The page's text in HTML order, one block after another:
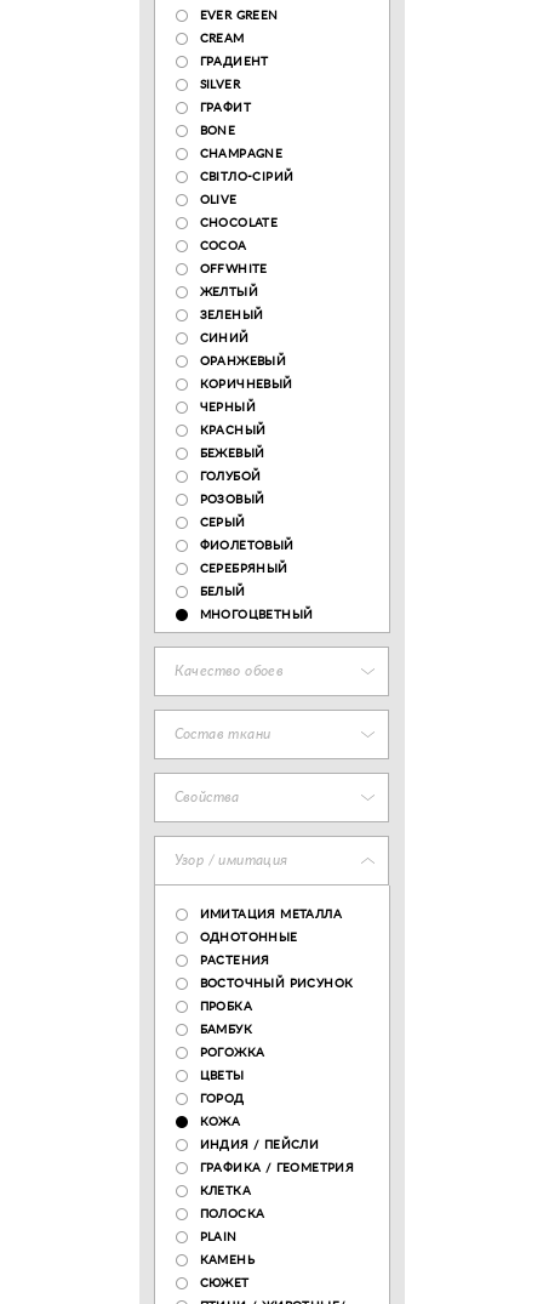
EVER GREEN
CREAM
ГРАДИЕНТ
SILVER
ГРАФИТ
BONE
CHAMPAGNE
СВІТЛО-СІРИЙ
OLIVE
CHOCOLATE
COCOA
OFFWHITE
ЖЕЛТЫЙ
ЗЕЛЕНЫЙ
СИНИЙ
ОРАНЖЕВЫЙ
КОРИЧНЕВЫЙ
ЧЕРНЫЙ
КРАСНЫЙ
БЕЖЕВЫЙ
ГОЛУБОЙ
РОЗОВЫЙ
СЕРЫЙ
ФИОЛЕТОВЫЙ
СЕРЕБРЯНЫЙ
БЕЛЫЙ
МНОГОЦВЕТНЫЙ
Качество обоев
Состав ткани
Свойства
Узор / имитация
ИМИТАЦИЯ МЕТАЛЛА
ОДНОТОННЫЕ
РАСТЕНИЯ
ВОСТОЧНЫЙ РИСУНОК
ПРОБКА
БАМБУК
РОГОЖКА
ЦВЕТЫ
ГОРОД
КОЖА
ИНДИЯ / ПЕЙСЛИ
ГРАФИКА / ГЕОМЕТРИЯ
КЛЕТКА
ПОЛОСКА
PLAIN
КАМЕНЬ
СЮЖЕТ